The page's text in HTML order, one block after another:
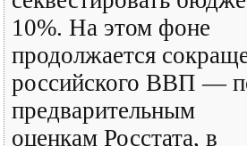
10%. На этом фоне
продолжается
российского ВВП —
предварительным
оценкам Росстата, в